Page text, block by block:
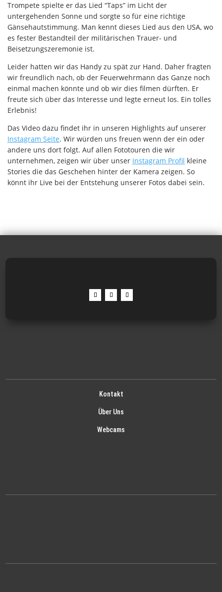
Trompete spielte er das Lied “Taps” im Licht der
untergehenden Sonne und sorgte so für eine richtige
Gänsehautstimmung. Man kennt dieses Lied aus den USA, wo
es fester Bestandteil der militärischen Trauer- und
Beisetzungszeremonie ist.
Leider hatten wir das Handy zu spät zur Hand. Daher fragten
wir freundlich nach, ob der Feuerwehrmann das Ganze noch
einmal machen könnte und ob wir dies filmen dürften. Er
freute sich über das Interesse und legte erneut los. Ein tolles
Erlebnis!
Das Video dazu findet ihr in unseren Highlights auf unserer
Instagram Seite. Wir würden uns freuen wenn der ein oder
andere uns dort folgt. Auf allen Fototouren die wir
unternehmen, zeigen wir über unser Instagram Profil kleine
Stories die das Geschehen hinter der Kamera zeigen. So
könnt ihr Live bei der Entstehung unserer Fotos dabei sein.
Kontakt
Über Uns
Webcams